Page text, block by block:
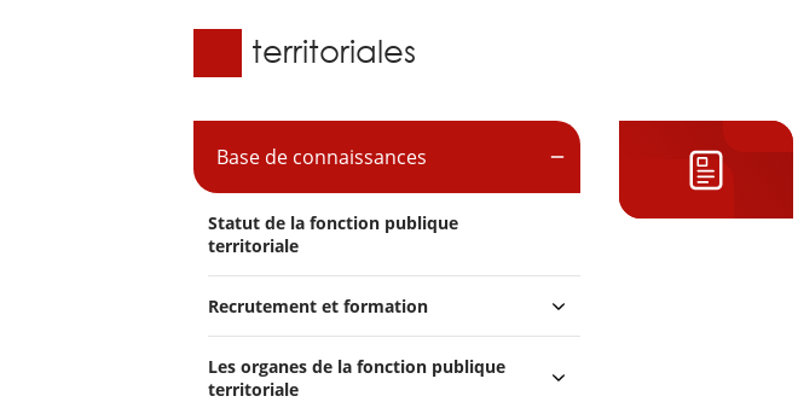
Base de connaissances
RH territoriales
Base de connaissances
Statut de la fonction publique
territoriale
Recrutement et formation
Les organes de la fonction publique
territoriale